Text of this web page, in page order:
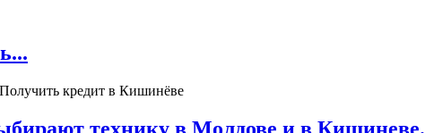
кредит в Кишинёве
технику в Молдове и в Кишиневе.